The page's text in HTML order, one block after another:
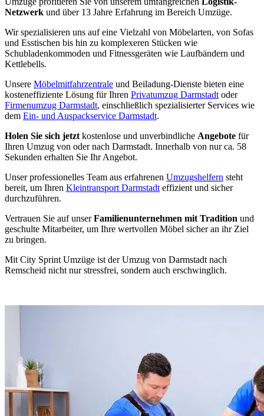
Netzwerk und über 13 Jahre Erfahrung im Bereich Umzüge.
Wir spezialisieren uns auf eine Vielzahl von Möbelarten, von Sofas
und Esstischen bis hin zu komplexeren Stücken wie
Schubladenkommoden und Fitnessgeräten wie Laufbändern und
Kettlebells.
Unsere Möbelmitfahrzentrale und Beiladung-Dienste bieten eine
kosteneffiziente Lösung für Ihren Privatumzug Darmstadt oder
Firmenumzug Darmstadt, einschließlich spezialisierter Services wie
dem Ein- und Auspackservice Darmstadt.
Holen Sie sich jetzt kostenlose und unverbindliche Angebote für
Ihren Umzug von oder nach Darmstadt. Innerhalb von nur ca. 58
Sekunden erhalten Sie Ihr Angebot.
Unser professionelles Team aus erfahrenen Umzugshelfern steht
bereit, um Ihren Kleintransport Darmstadt effizient und sicher
durchzuführen.
Vertrauen Sie auf unserFamilienunternehmen mit Tradition und
geschulte Mitarbeiter, um Ihre wertvollen Möbel sicher an ihr Ziel
zu bringen.
Mit City Sprint Umzüge ist der Umzug von Darmstadt nach
Remscheid nicht nur stressfrei, sondern auch erschwinglich.